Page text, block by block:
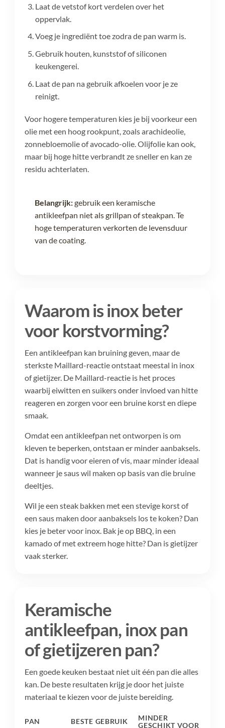
Laat de vetstof kort verdelen over het
oppervlak.
Voeg je ingrediënt toe zodra de pan warm is.
Gebruik houten, kunststof of siliconen
keukengerei.
Laat de pan na gebruik afkoelen voor je ze
reinigt.
Voor hogere temperaturen kies je bij voorkeur een
olie met een hoog rookpunt, zoals arachideolie,
zonnebloemolie of avocado-olie. Olijfolie kan ook,
maar bij hoge hitte verbrandt ze sneller en kan ze
residu achterlaten.
Belangrijk:gebruik een keramische
antikleefpan niet als grillpan of steakpan. Te
hoge temperaturen verkorten de levensduur
van de coating.
Waarom is inox beter
voor korstvorming?
Een antikleefpan kan bruining geven, maar de
sterkste Maillard-reactie ontstaat meestal in inox
of gietijzer. De Maillard-reactie is het proces
waarbij eiwitten en suikers onder invloed van hitte
reageren en zorgen voor een bruine korst en diepe
smaak.
Omdat een antikleefpan net ontworpen is om
kleven te beperken, ontstaan er minder aanbaksels.
Dat is handig voor eieren of vis, maar minder ideaal
wanneer je saus wil maken op basis van die bruine
deeltjes.
Wil je een steak bakken met een stevige korst of
een saus maken door aanbaksels los te koken? Dan
kies je beter voor inox. Bak je op BBQ, in een
kamado of met extreem hoge hitte? Dan is gietijzer
vaak sterker.
Keramische
antikleefpan, inox pan
of gietijzeren pan?
Een goede keuken bestaat niet uit één pan die alles
kan. De beste resultaten krijg je door het juiste
materiaal te kiezen voor de juiste bereiding.
PAN BESTE GEBRUIK
MINDER
GESCHIKT VOOR